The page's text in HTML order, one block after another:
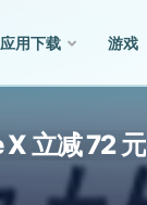
应用下载 游戏
立减 72 元